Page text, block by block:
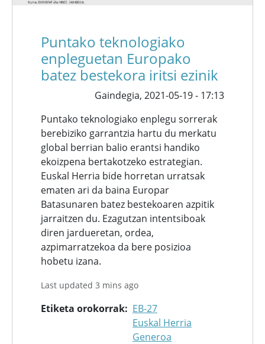
Puntako teknologiako
enpleguetan Europako
batez bestekora iritsi ezinik
Gaindegia, 2021-05-19 - 17:13
Puntako teknologiako enplegu sorrerak
berebiziko garrantzia hartu du merkatu
global berrian balio erantsi handiko
ekoizpena bertakotzeko estrategian.
Euskal Herria bide horretan urratsak
ematen ari da baina Europar
Batasunaren batez bestekoaren azpitik
jarraitzen du. Ezagutzan intentsiboak
diren jardueretan, ordea,
azpimarratzekoa da bere posizioa
hobetu izana.
Last updated 3 mins ago
Etiketa orokorrak
EB-27
Euskal Herria
Generoa